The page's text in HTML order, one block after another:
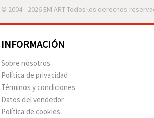
© 2004 - 2026 EM ART Todos los derechos
INFORMACIÓN
Sobre nosotros
Política de privacidad
Términos y condiciones
Datos del vendedor
Política de cookies